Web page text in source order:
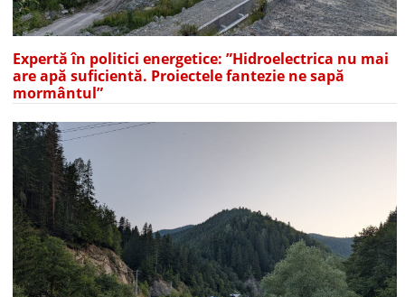
Expertă în politici energetice: ”Hidroelectrica nu mai
are apă suficientă. Proiectele fantezie ne sapă
mormântul”